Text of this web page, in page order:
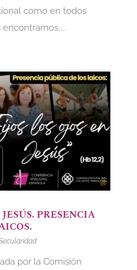
como en todos
PRESENCIA
por la Comisión